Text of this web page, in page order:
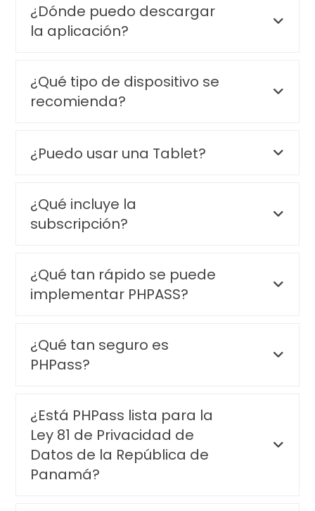
¿Dónde puedo descargar
la aplicación?
¿Qué tipo de dispositivo se
recomienda?
¿Puedo usar una Tablet?
¿Qué incluye la
subscripción?
¿Qué tan rápido se puede
implementar PHPASS?
¿Qué tan seguro es
PHPass?
¿Está PHPass lista para la
Ley 81 de Privacidad de
Datos de la República de
Panamá?